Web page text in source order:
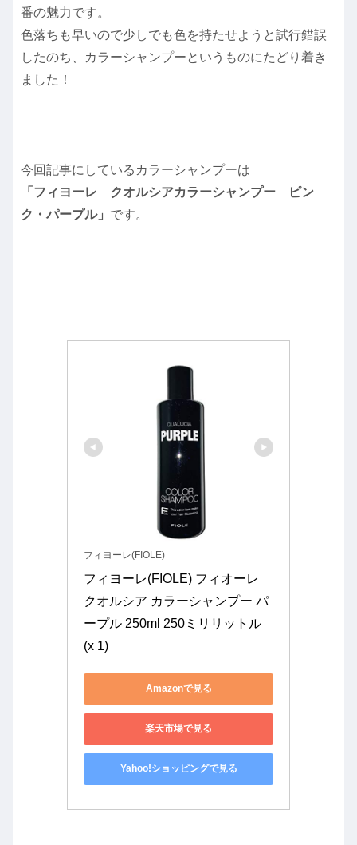
番の魅力です。
色落ちも早いので少しでも色を持たせようと試行錯誤
したのち、カラーシャンプーというものにたどり着き
ました！
今回記事にしているカラーシャンプーは
「フィヨーレ クオルシアカラーシャンプー ピン
ク・パープル」 です。
フィヨーレ(FIOLE)
フィヨーレ(FIOLE) フィオーレ
クオルシア カラーシャンプー パ
ープル 250ml 250ミリリットル
(x 1)
Amazonで見る
楽天市場で見る
Yahoo!ショッピングで見る